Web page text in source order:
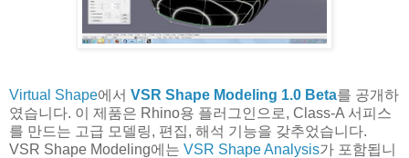
Virtual Shape에서 VSR Shape Modeling 1.0 Beta를 공개하
였습니다. 이 제품은 Rhino용 플러그인으로, Class-A 서피스
를 만드는 고급 모델링, 편집, 해석 기능을 갖추었습니다.
VSR Shape Modeling에는 VSR Shape Analysis가 포함됩니